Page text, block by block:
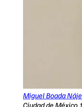
Miguel Boada
Ciudad de México